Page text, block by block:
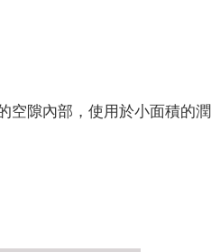
隙內部，使用於小面積的潤